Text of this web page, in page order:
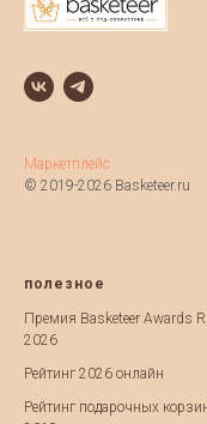
Маркетплейс
© 2019-2026 Basketeer.ru
полезное
Премия Basketeer Awards
2026
Рейтинг 2026 онлайн
Рейтинг подарочных